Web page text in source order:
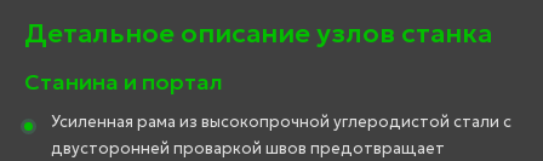
Детальное описание узлов станка
Станина и портал
Усиленная рама из высокопрочной углеродистой стали с
двусторонней проваркой швов предотвращает